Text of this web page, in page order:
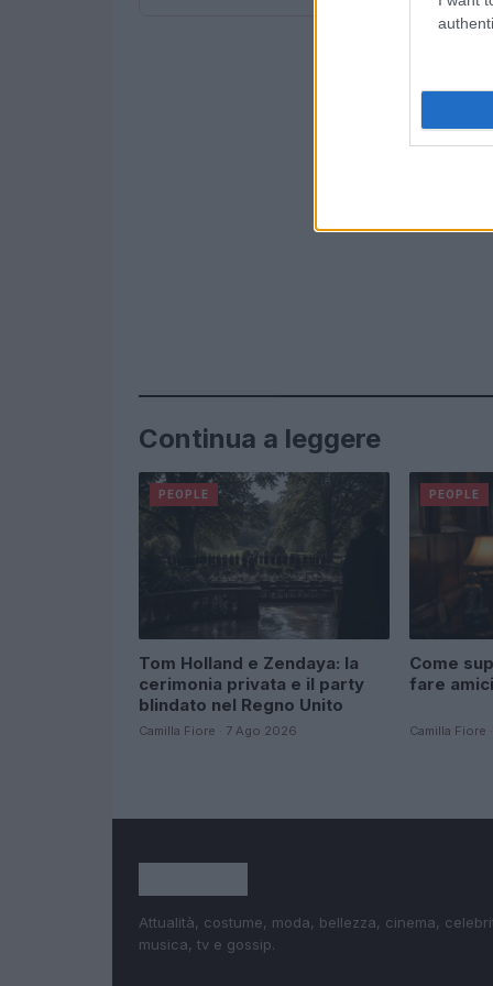
Continua a leggere
PEOPLE
Tom Holland e Zendaya: la
cerimonia privata e il party
blindato nel Regno Unito
Camilla Fiore · 7 Ago 2026
PEOPLE
Come
fare
Camilla Fiore
Attualità, costume, moda, bellezza, cinema,
musica, tv e gossip.